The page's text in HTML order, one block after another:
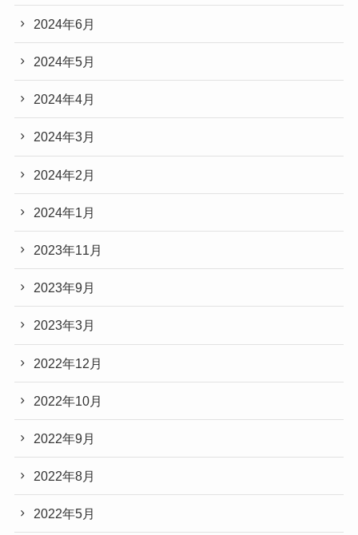
2024年6月
2024年5月
2024年4月
2024年3月
2024年2月
2024年1月
2023年11月
2023年9月
2023年3月
2022年12月
2022年10月
2022年9月
2022年8月
2022年5月